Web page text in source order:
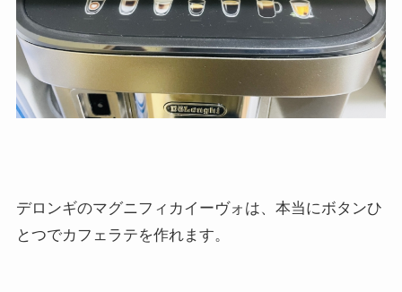
デロンギのマグニフィカイーヴォは、本当にボタンひ
とつでカフェラテを作れます。